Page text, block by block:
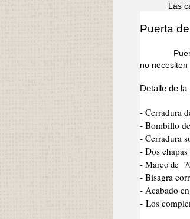
Las
Puerta
Puerta
no necesiten
Detalle de la
- Cerradura
- Bombillo
- Cerradura
- Dos
- Marco de
- Bisagra
- Acabado
- Los